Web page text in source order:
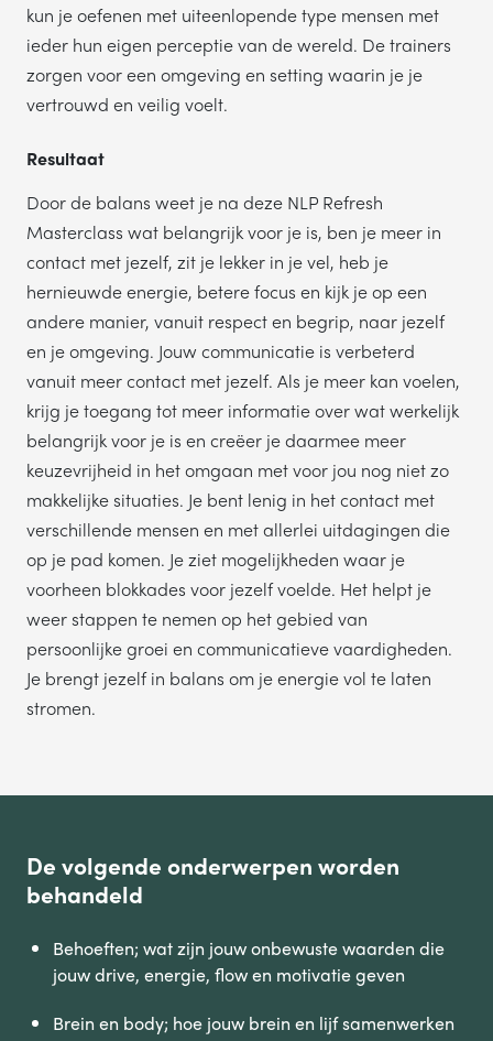
kun je oefenen met uiteenlopende type mensen met
ieder hun eigen perceptie van de wereld. De trainers
zorgen voor een omgeving en setting waarin je je
vertrouwd en veilig voelt.
Resultaat
Door de balans weet je na deze NLP Refresh
Masterclass wat belangrijk voor je is, ben je meer in
contact met jezelf, zit je lekker in je vel, heb je
hernieuwde energie, betere focus en kijk je op een
andere manier, vanuit respect en begrip, naar jezelf
en je omgeving. Jouw communicatie is verbeterd
vanuit meer contact met jezelf. Als je meer kan voelen,
krijg je toegang tot meer informatie over wat werkelijk
belangrijk voor je is en creëer je daarmee meer
keuzevrijheid in het omgaan met voor jou nog niet zo
makkelijke situaties. Je bent lenig in het contact met
verschillende mensen en met allerlei uitdagingen die
op je pad komen. Je ziet mogelijkheden waar je
voorheen blokkades voor jezelf voelde. Het helpt je
weer stappen te nemen op het gebied van
persoonlijke groei en communicatieve vaardigheden.
Je brengt jezelf in balans om je energie vol te laten
stromen.
De volgende onderwerpen worden
behandeld
Behoeften; wat zijn jouw onbewuste waarden die
jouw drive, energie, flow en motivatie geven
Brein en body; hoe jouw brein en lijf samenwerken